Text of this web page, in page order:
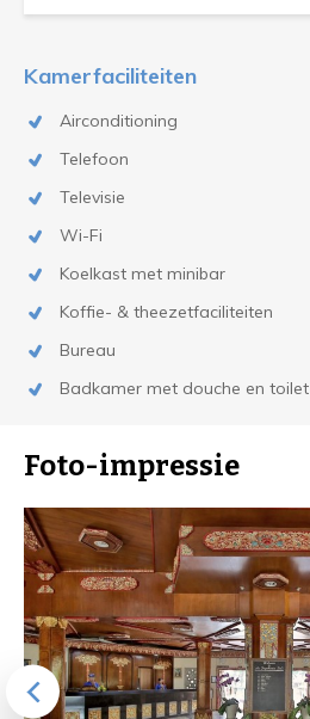
Kamerfaciliteiten
Airconditioning
Telefoon
Televisie
Wi-Fi
Koelkast met minibar
Koffie- & theezetfaciliteiten
Bureau
Badkamer met douche en toilet
Foto-impressie